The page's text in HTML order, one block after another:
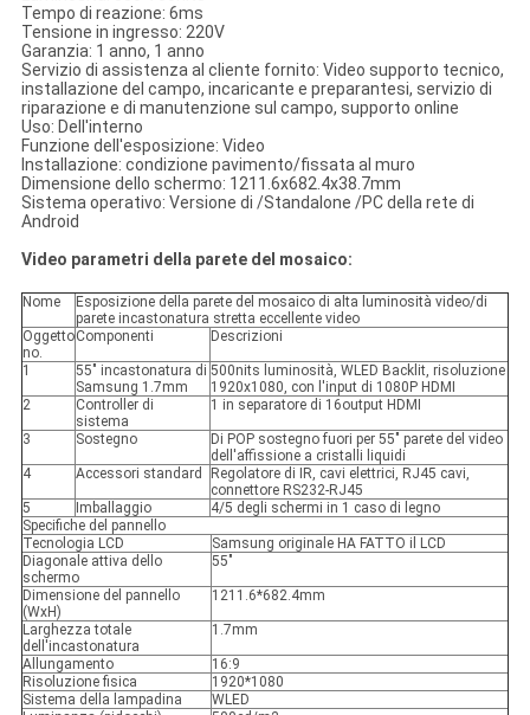
Tempo di reazione: 6ms
Tensione in ingresso: 220V
Garanzia: 1 anno, 1 anno
Servizio di assistenza al cliente fornito: Video supporto tecnico,
installazione del campo, incaricante e preparantesi, servizio di
riparazione e di manutenzione sul campo, supporto online
Uso: Dell'interno
Funzione dell'esposizione: Video
Installazione: condizione pavimento/fissata al muro
Dimensione dello schermo: 1211.6x682.4x38.7mm
Sistema operativo: Versione di /Standalone /PC della rete di
Android
Video parametri della parete del mosaico:
Nome
Esposizione della parete del mosaico di alta luminosità video/di
parete incastonatura stretta eccellente video
Oggetto
no.
Componenti Descrizioni
1
55" incastonatura di
Samsung 1.7mm
500nits luminosità, WLED Backlit, risoluzione
1920x1080, con l'input di 1080P HDMI
2
Controller di
sistema
1 in separatore di 16output HDMI
3 Sostegno
Di POP sostegno fuori per 55" parete del video
dell'affissione a cristalli liquidi
4
Accessori standard
Regolatore di IR, cavi elettrici, RJ45 cavi,
connettore RS232-RJ45
5
Imballaggio
4/5 degli schermi in 1 caso di legno
Specifiche del pannello
Tecnologia LCD
Samsung originale HA FATTO il LCD
Diagonale attiva dello
schermo
55"
Dimensione del pannello
(WxH)
1211.6*682.4mm
Larghezza totale
dell'incastonatura
1.7mm
Allungamento
16:9
Risoluzione fisica
1920*1080
Sistema della lampadina
WLED